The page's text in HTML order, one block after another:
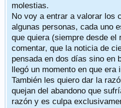
molestias.
No voy a entrar a valorar los
algunas personas, cada uno
que quiera (siempre desde el
comentar, que la noticia de
pensada en dos días sino en
llegó un momento en que era
También les quiero dar la
quejan del abandono que
razón y es culpa